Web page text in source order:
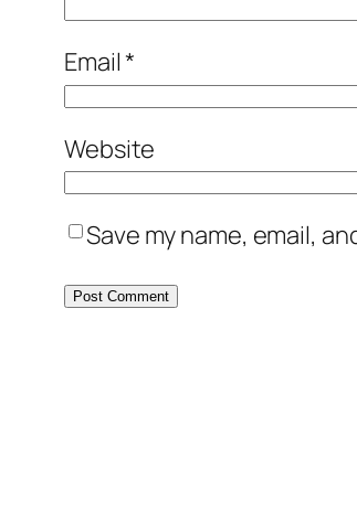
Email*
Website
Save my name, email,